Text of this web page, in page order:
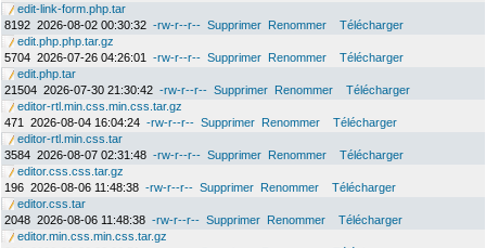
edit-link-form.php.tar
8192 2026-08-02 00:30:32 -rw-r--r-- Supprimer Renommer
Télécharger
edit.php.php.tar.gz
5704 2026-07-26 04:26:01 -rw-r--r-- Supprimer Renommer
Télécharger
edit.php.tar
21504 2026-07-30 21:30:42 -rw-r--r-- Supprimer Renommer
Télécharger
editor-rtl.min.css.min.css.tar.gz
471
2026-08-04 16:04:24 -rw-r--r-- Supprimer Renommer
Télécharger
editor-rtl.min.css.tar
3584 2026-08-07 02:31:48 -rw-r--r-- Supprimer Renommer
Télécharger
editor.css.css.tar.gz
196 2026-08-06 11:48:38 -rw-r--r-- Supprimer Renommer
Télécharger
editor.css.tar
2048 2026-08-06 11:48:38 -rw-r--r-- Supprimer Renommer
Télécharger
editor.min.css.min.css.tar.gz